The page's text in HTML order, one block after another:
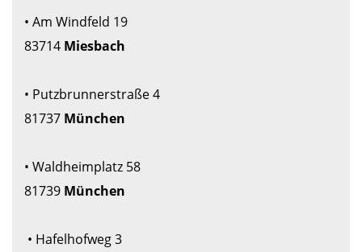
• Am Windfeld 19
83714 Miesbach
• Putzbrunnerstraße 4
81737
• Waldheimplatz 58
81739